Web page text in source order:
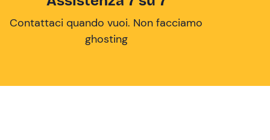
Contattaci quando vuoi. Non facciamo
ghosting